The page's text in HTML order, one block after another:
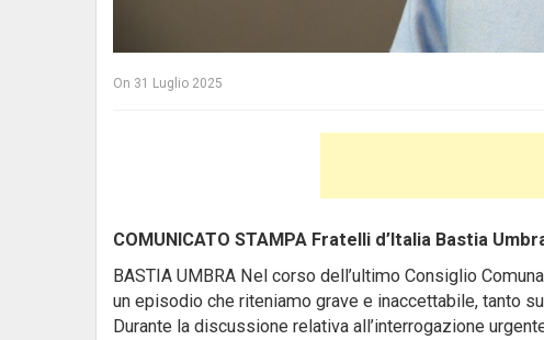
On 31 Luglio 2025
COMUNICATO STAMPA Fratelli d’Italia Bastia
BASTIA UMBRA Nel corso dell’ultimo Consiglio
un episodio che riteniamo grave e inaccettabile, tanto
Durante la discussione relativa all’interrogazione